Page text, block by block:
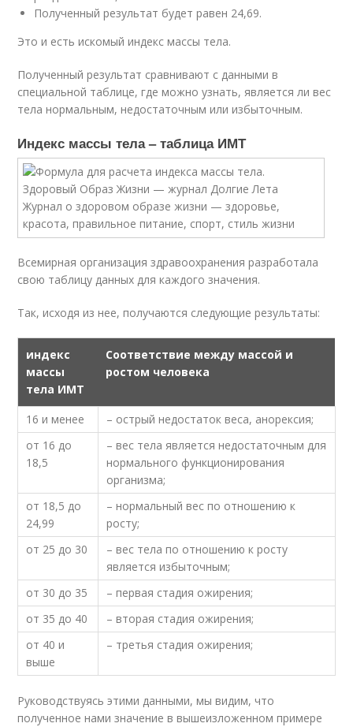
Полученный результат будет равен 24,69.
Это и есть искомый индекс массы тела.
Полученный результат сравнивают с данными в
специальной таблице, где можно узнать, является ли вес
тела нормальным, недостаточным или избыточным.
Индекс массы тела – таблица ИМТ
Всемирная организация здравоохранения разработала
свою таблицу данных для каждого значения.
Так, исходя из нее, получаются следующие результаты:
индекс
массы
тела ИМТ
Соответствие между массой и
ростом человека
16 и менее
– острый недостаток веса, анорексия;
от 16 до
18,5
– вес тела является недостаточным для
нормального функционирования
организма;
от 18,5 до
24,99
– нормальный вес по отношению к
росту;
от 25 до 30
– вес тела по отношению к росту
является избыточным;
от 30 до 35
– первая стадия ожирения;
от 35 до 40
– вторая стадия ожирения;
от 40 и
выше
– третья стадия ожирения;
Руководствуясь этими данными, мы видим, что
полученное нами значение в вышеизложенном примере